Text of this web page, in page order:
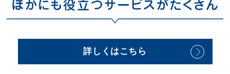
詳しくはこちら